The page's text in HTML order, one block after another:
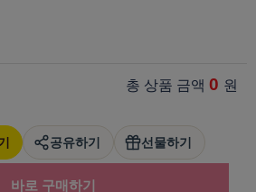
총 상품 금액 0 원
공유하기 선물하기
바로 구매하기